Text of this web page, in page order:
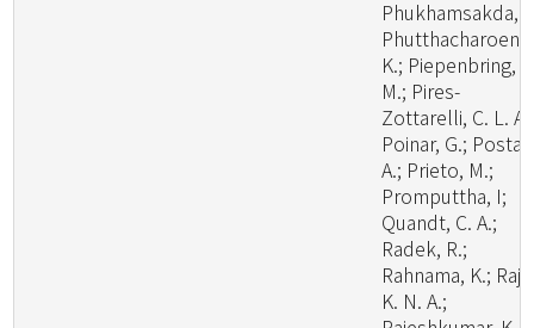
Phukhamsakda,
Phutthacharoen,
K.; Piepenbring,
M.; Pires-
Zottarelli, C. L. A.;
Poinar, G.; Posta,
A.; Prieto, M.;
Promputtha, I;
Quandt, C. A.;
Radek, R.;
Rahnama, K.; Raj,
K. N. A.;